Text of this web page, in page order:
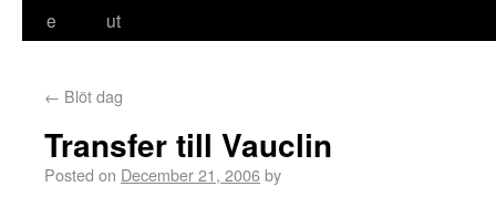
e
ut
← Blöt dag
Transfer till Vauclin
Posted on December 21, 2006by